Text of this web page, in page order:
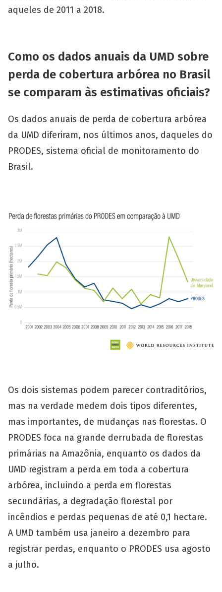
aqueles de 2011 a 2018.
Como os dados anuais da UMD sobre
perda de cobertura arbórea no Brasil
se comparam às estimativas oficiais?
Os dados anuais de perda de cobertura arbórea
da UMD diferiram, nos últimos anos, daqueles do
PRODES, sistema oficial de monitoramento do
Brasil.
Os dois sistemas podem parecer contraditórios,
mas na verdade medem dois tipos diferentes,
mas importantes, de mudanças nas florestas. O
PRODES foca na grande derrubada de florestas
primárias na Amazônia, enquanto os dados da
UMD registram a perda em toda a cobertura
arbórea, incluindo a perda em florestas
secundárias, a degradação florestal por
incêndios e perdas pequenas de até 0,1 hectare.
A UMD também usa janeiro a dezembro para
registrar perdas, enquanto o PRODES usa agosto
a julho.